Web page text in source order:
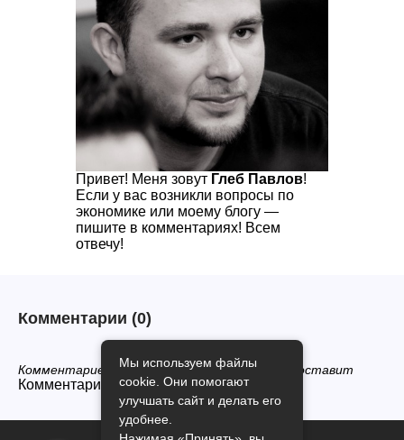
Привет! Меня зовут Глеб Павлов!
Если у вас возникли вопросы по
экономике или моему блогу —
пишите в комментариях! Всем
отвечу!
Комментарии (0)
Комментариев нет, будьте первым кто его оставит
Комментарии закрыты.
Мы используем файлы
cookie. Они помогают
улучшать сайт и делать его
удобнее.